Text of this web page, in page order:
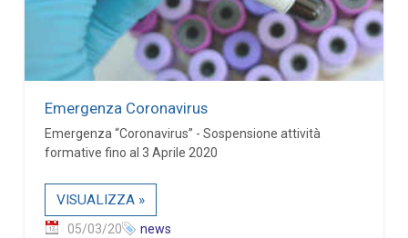
Emergenza Coronavirus
Emergenza “Coronavirus” - Sospensione attività
formative fino al 3 Aprile 2020
VISUALIZZA »
05/03/20 news